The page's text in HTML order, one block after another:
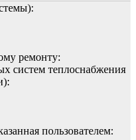
ремонту:
систем теплоснабжения
пользователем: